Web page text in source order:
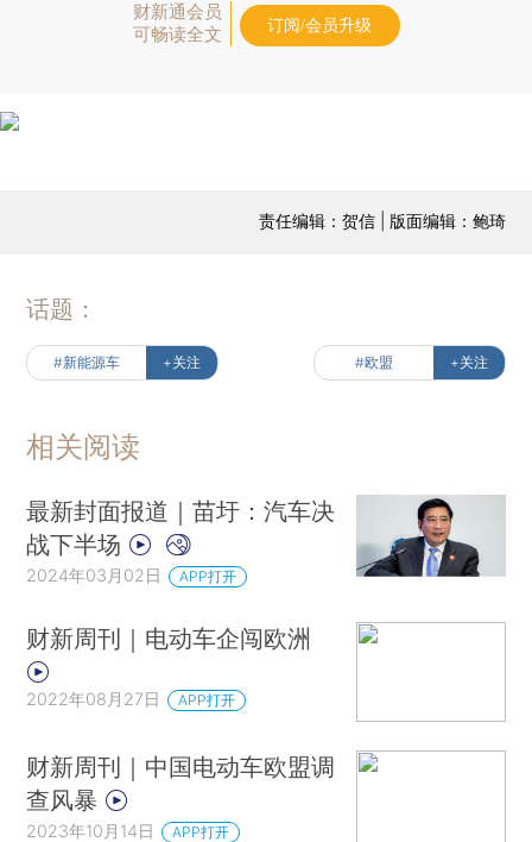
财新通会员
可畅读全文
订阅/会员升级
责任编辑：贺信 | 版面编辑：鲍琦
话题：
#新能源车 +关注 #欧盟 +关注
相关阅读
最新封面报道｜苗圩：汽车决
战下半场
2024年03月02日 APP打开
财新周刊｜电动车企闯欧洲
2022年08月27日 APP打开
财新周刊｜中国电动车欧盟调
查风暴
2023年10月14日 APP打开